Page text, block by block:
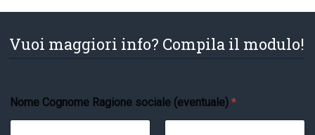
Vuoi maggiori info? Compila il modulo!
Nome Cognome Ragione sociale (eventuale)*